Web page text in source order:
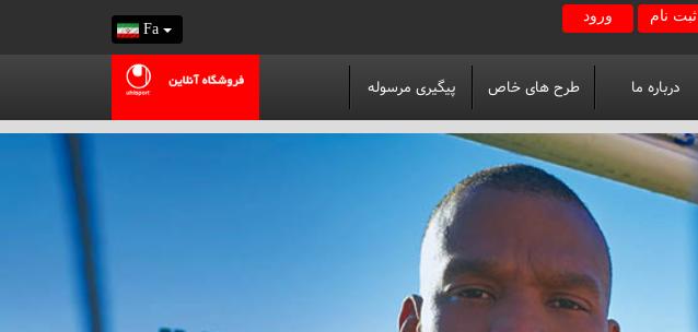
Fa
ثبت نام ورود
درباره ما طرح های خاص پیگیری مرسوله